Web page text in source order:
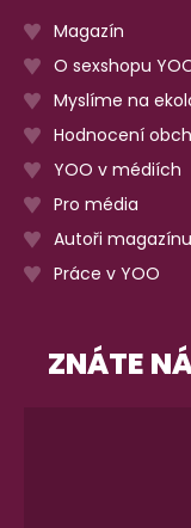
Magazín
O sexshopu
Myslíme na
Hodnocení
YOO v médiích
Pro média
Autoři magazínu
Práce v YOO
ZNÁTE